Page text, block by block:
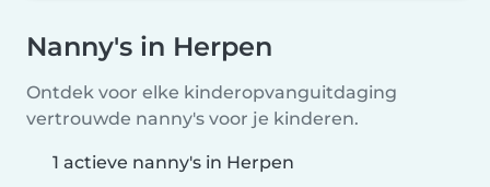
Nanny's in Herpen
Ontdek voor elke kinderopvanguitdaging
vertrouwde nanny's voor je kinderen.
1 actieve nanny's in Herpen